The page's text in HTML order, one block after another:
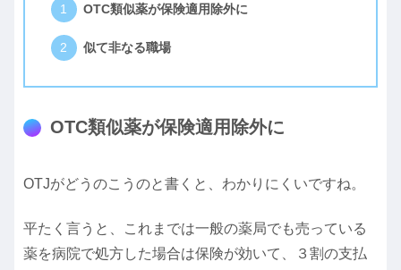
OTC類似薬が保険適用除外に
似て非なる職場
OTC類似薬が保険適用除外に
OTJがどうのこうのと書くと、わかりにくいですね。
平たく言うと、これまでは一般の薬局でも売っている
薬を病院で処方した場合は保険が効いて、３割の支払